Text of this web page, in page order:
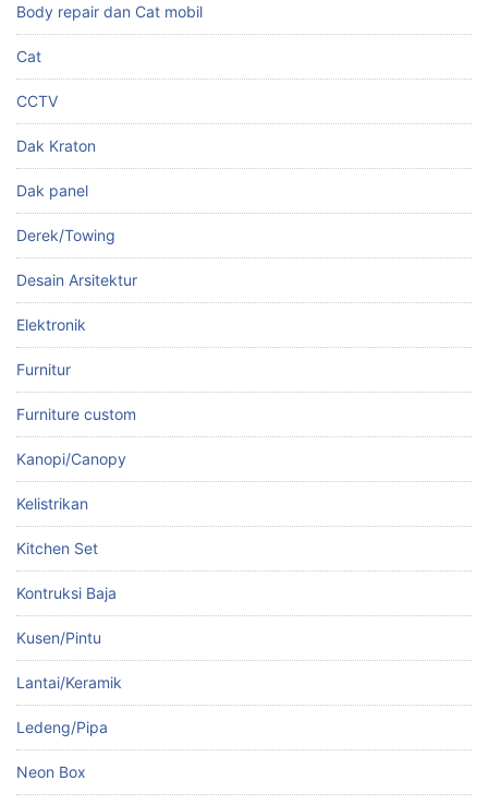
Body repair dan Cat mobil
Cat
CCTV
Dak Kraton
Dak panel
Derek/Towing
Desain Arsitektur
Elektronik
Furnitur
Furniture custom
Kanopi/Canopy
Kelistrikan
Kitchen Set
Kontruksi Baja
Kusen/Pintu
Lantai/Keramik
Ledeng/Pipa
Neon Box